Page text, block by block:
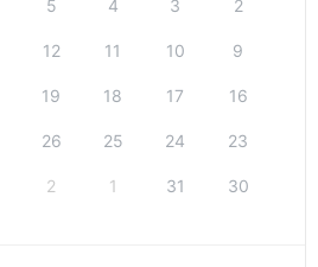
2
3
4
5
9
10
11
12
16
17
18
19
23
24
25
26
30
31
1
2